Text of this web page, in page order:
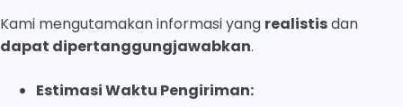
Kami mengutamakan informasi yang realistisdan
dapat dipertanggungjawabkan.
Estimasi Waktu Pengiriman: